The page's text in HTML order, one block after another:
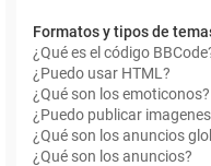
Formatos y tipos de
¿Qué es el código
¿Puedo usar HTML?
¿Qué son los emoticonos?
¿Puedo publicar
¿Qué son los anuncios
¿Qué son los anuncios?